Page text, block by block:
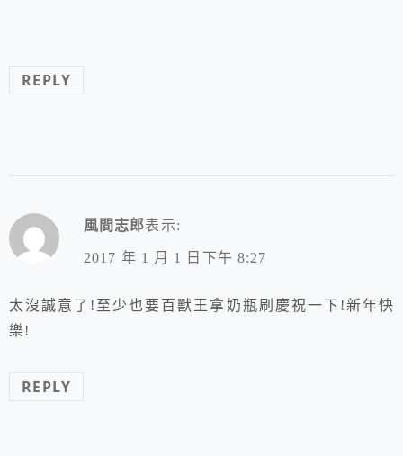
REPLY
風間志郎表示:
2017 年 1 月 1 日下午 8:27
太沒誠意了!至少也要百獸王拿奶瓶刷慶祝一下!新年快
樂!
REPLY